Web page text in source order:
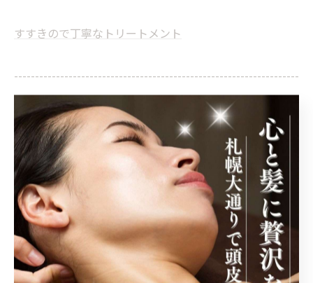
すすきので丁寧なトリートメント
--------------------------------------------------------------------
--
頭皮ケア 睡眠 トリートメント
< 前のページ 次のページ >
関連タグ